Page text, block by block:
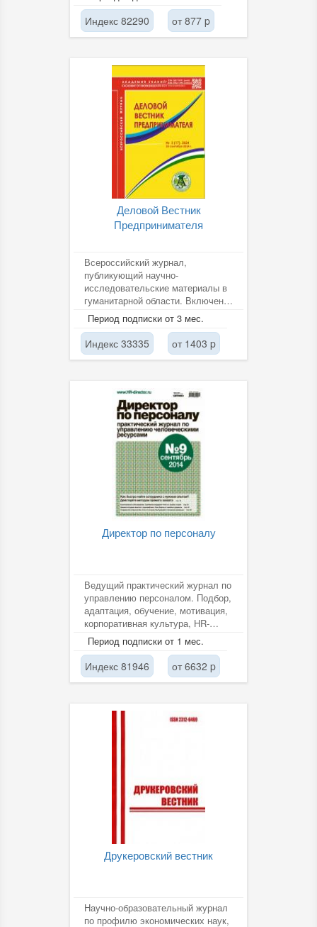
периодическим,...
Индекс 82290 от 877 p
Деловой Вестник
Предпринимателя
Всероссийский журнал,
публикующий научно-
исследовательские материалы в
гуманитарной области. Включен в
РИНЦ. Cyberleninka
Период подписки от 3 мес.
Индекс 33335 от 1403 p
Директор по персоналу
Ведущий практический журнал по
управлению персоналом. Подбор,
адаптация, обучение, мотивация,
корпоративная культура, HR-
бюджет.
Период подписки от 1 мес.
Индекс 81946 от 6632 p
Друкеровский вестник
Научно-образовательный журнал
по профилю экономических наук,